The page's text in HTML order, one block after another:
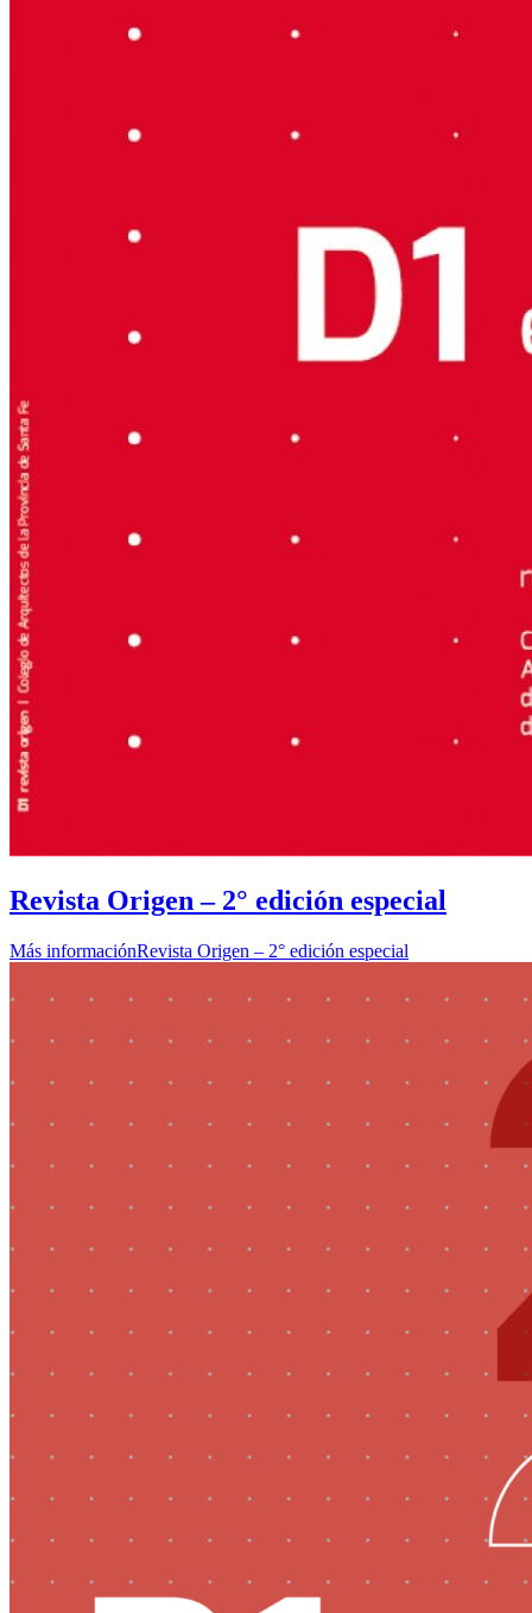
Revista Origen – 2° edición especial
Más informaciónRevista Origen – 2° edición especial